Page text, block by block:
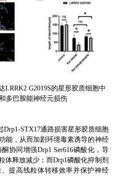
LRRK2 G2019S的星形胶质细胞中
多巴胺能神经元损伤
Drp1-STX17通路损害星形胶质细胞
能，从而加剧环境毒素诱导的神经
协同增强Drp1 Ser616磷酸化，导
体释放减少；而Drp1磷酸化抑制剂
提高线粒体转移效率并保护神经